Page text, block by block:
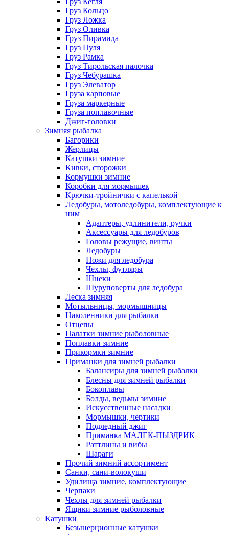
Груз Кольцо
Груз Ложка
Груз Оливка
Груз Пирамида
Груз Пуля
Груз Рамка
Груз Тирольская палочка
Груз Чебурашка
Груз Элеватор
Груза карповые
Груза маркерные
Груза поплавочные
Джиг-головки
Зимняя рыбалка
Багорики
Жерлицы
Катушки зимние
Кивки, сторожки
Кормушки зимние
Коробки для мормышек
Крючки-тройнички с капелькой
Ледобуры, мотоледобуры, комплектующие к
ним
Адаптеры, удлинители, ручки
Аксессуары для ледобуров
Головы режущие, винты
Ледобуры
Ножи для ледобура
Чехлы, футляры
Шнеки
Шуруповерты для ледобура
Леска зимняя
Мотыльницы, мормышницы
Наколенники для рыбалки
Отцепы
Палатки зимние рыболовные
Поплавки зимние
Прикормки зимние
Приманки для зимней рыбалки
Балансиры для зимней рыбалки
Блесны для зимней рыбалки
Бокоплавы
Болды, ведьмы зимние
Искусственные насадки
Мормышки, чертики
Подледный джиг
Приманка МАЛЕК-ПЫЗДРИК
Раттлины и вибы
Шараги
Прочий зимний ассортимент
Санки, сани-волокуши
Удилища зимние, комплектующие
Черпаки
Чехлы для зимней рыбалки
Ящики зимние рыболовные
Катушки
Безынерционные катушки